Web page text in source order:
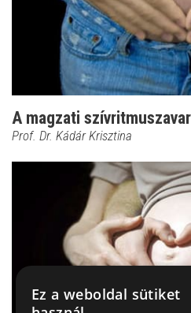
A magzati
Prof. Dr. Kádár Krisztina
Ez a weboldal sütiket